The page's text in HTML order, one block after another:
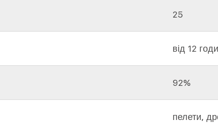
25
від 12
92%
пелети,